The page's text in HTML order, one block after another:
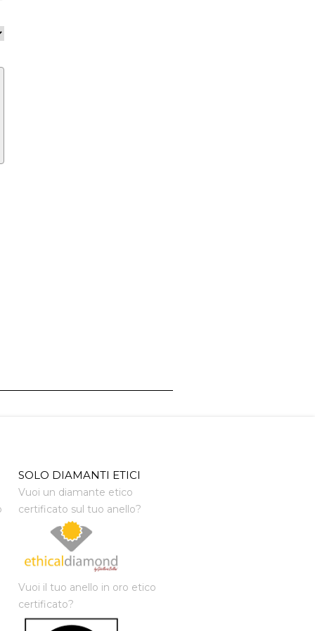
SOLO DIAMANTI ETICI
Vuoi un diamante etico
certificato sul tuo anello?
Vuoi il tuo anello in oro etico
certificato?